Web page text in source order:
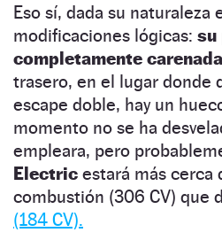
Eso sí, dada su naturaleza
modificaciones lógicas: su
completamente carenada
trasero, en el lugar donde
escape doble, hay un
momento no se ha
empleara, pero
Electric estará más cerca
combustión (306 CV) que
(184 CV).